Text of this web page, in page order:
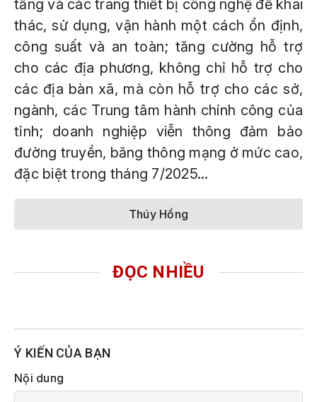
tầng và các trang thiết bị công nghệ để khai
thác, sử dụng, vận hành một cách ổn định,
công suất và an toàn; tăng cường hỗ trợ
cho các địa phương, không chỉ hỗ trợ cho
các địa bàn xã, mà còn hỗ trợ cho các sở,
ngành, các Trung tâm hành chính công của
tỉnh; doanh nghiệp viễn thông đảm bảo
đường truyền, băng thông mạng ở mức cao,
đặc biệt trong tháng 7/2025...
Thúy Hồng
ĐỌC NHIỀU
Ý KIẾN CỦA BẠN
Nội dung